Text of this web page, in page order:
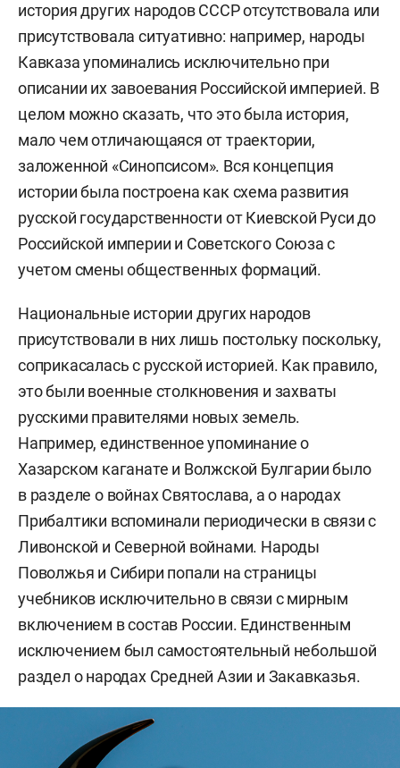
история других народов СССР отсутствовала или
присутствовала ситуативно: например, народы
Кавказа упоминались исключительно при
описании их завоевания Российской империей. В
целом можно сказать, что это была история,
мало чем отличающаяся от траектории,
заложенной «Синопсисом». Вся концепция
истории была построена как схема развития
русской государственности от Киевской Руси до
Российской империи и Советского Союза с
учетом смены общественных формаций.
Национальные истории других народов
присутствовали в них лишь постольку поскольку,
соприкасалась с русской историей. Как правило,
это были военные столкновения и захваты
русскими правителями новых земель.
Например, единственное упоминание о
Хазарском каганате и Волжской Булгарии было
в разделе о войнах Святослава, а о народах
Прибалтики вспоминали периодически в связи с
Ливонской и Северной войнами. Народы
Поволжья и Сибири попали на страницы
учебников исключительно в связи с мирным
включением в состав России. Единственным
исключением был самостоятельный небольшой
раздел о народах Средней Азии и Закавказья.